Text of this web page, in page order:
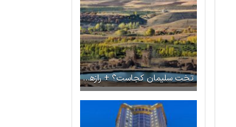
تخت سلیمان کجاست؟ + رازها و افسانه های این مکان تاریخی